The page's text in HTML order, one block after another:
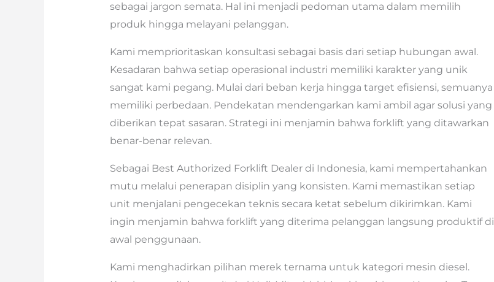
sebagai jargon semata. Hal ini menjadi pedoman utama dalam memilih
produk hingga melayani pelanggan.
Kami memprioritaskan konsultasi sebagai basis dari setiap hubungan awal.
Kesadaran bahwa setiap operasional industri memiliki karakter yang unik
sangat kami pegang. Mulai dari beban kerja hingga target efisiensi, semuanya
memiliki perbedaan. Pendekatan mendengarkan kami ambil agar solusi yang
diberikan tepat sasaran. Strategi ini menjamin bahwa forklift yang ditawarkan
benar-benar relevan.
Sebagai Best Authorized Forklift Dealer di Indonesia, kami mempertahankan
mutu melalui penerapan disiplin yang konsisten. Kami memastikan setiap
unit menjalani pengecekan teknis secara ketat sebelum dikirimkan. Kami
ingin menjamin bahwa forklift yang diterima pelanggan langsung produktif di
awal penggunaan.
Kami menghadirkan pilihan merek ternama untuk kategori mesin diesel.